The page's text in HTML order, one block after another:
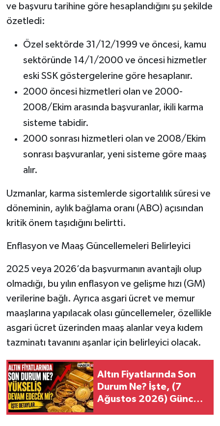
ve başvuru tarihine göre hesaplandığını şu şekilde
özetledi:
Özel sektörde 31/12/1999 ve öncesi, kamu
sektöründe 14/1/2000 ve öncesi hizmetler
eski SSK göstergelerine göre hesaplanır.
2000 öncesi hizmetleri olan ve 2000-
2008/Ekim arasında başvuranlar, ikili karma
sisteme tabidir.
2000 sonrası hizmetleri olan ve 2008/Ekim
sonrası başvuranlar, yeni sisteme göre maaş
alır.
Uzmanlar, karma sistemlerde sigortalılık süresi ve
döneminin, aylık bağlama oranı (ABO) açısından
kritik önem taşıdığını belirtti.
Enflasyon ve Maaş Güncellemeleri Belirleyici
2025 veya 2026’da başvurmanın avantajlı olup
olmadığı, bu yılın enflasyon ve gelişme hızı (GM)
verilerine bağlı. Ayrıca asgari ücret ve memur
maaşlarına yapılacak olası güncellemeler, özellikle
asgari ücret üzerinden maaş alanlar veya kıdem
tazminatı tavanını aşanlar için belirleyici olacak.
Altın Fiyatlarında Son
Durum Ne? İşte, (7
Ağustos 2026) Güncel